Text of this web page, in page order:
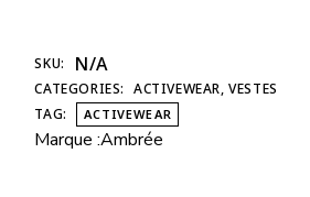
SKU: N/A
CATEGORIES: ACTIVEWEAR,VESTES
TAG:
ACTIVEWEAR
Marque :Ambrée